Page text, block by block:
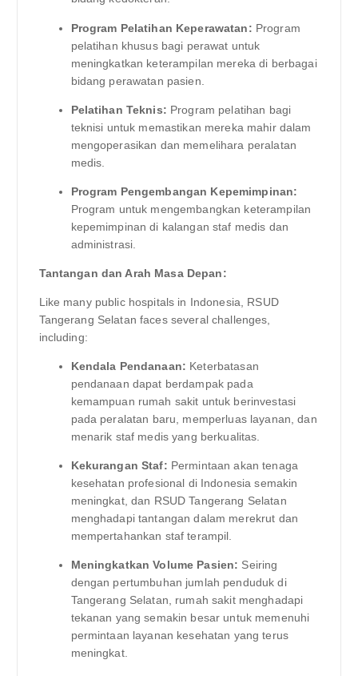
Program Pelatihan Keperawatan: Program
pelatihan khusus bagi perawat untuk
meningkatkan keterampilan mereka di berbagai
bidang perawatan pasien.
Pelatihan Teknis: Program pelatihan bagi
teknisi untuk memastikan mereka mahir dalam
mengoperasikan dan memelihara peralatan
medis.
Program Pengembangan Kepemimpinan:
Program untuk mengembangkan keterampilan
kepemimpinan di kalangan staf medis dan
administrasi.
Tantangan dan Arah Masa Depan:
Like many public hospitals in Indonesia, RSUD
Tangerang Selatan faces several challenges,
including:
Kendala Pendanaan: Keterbatasan
pendanaan dapat berdampak pada
kemampuan rumah sakit untuk berinvestasi
pada peralatan baru, memperluas layanan, dan
menarik staf medis yang berkualitas.
Kekurangan Staf: Permintaan akan tenaga
kesehatan profesional di Indonesia semakin
meningkat, dan RSUD Tangerang Selatan
menghadapi tantangan dalam merekrut dan
mempertahankan staf terampil.
Meningkatkan Volume Pasien: Seiring
dengan pertumbuhan jumlah penduduk di
Tangerang Selatan, rumah sakit menghadapi
tekanan yang semakin besar untuk memenuhi
permintaan layanan kesehatan yang terus
meningkat.